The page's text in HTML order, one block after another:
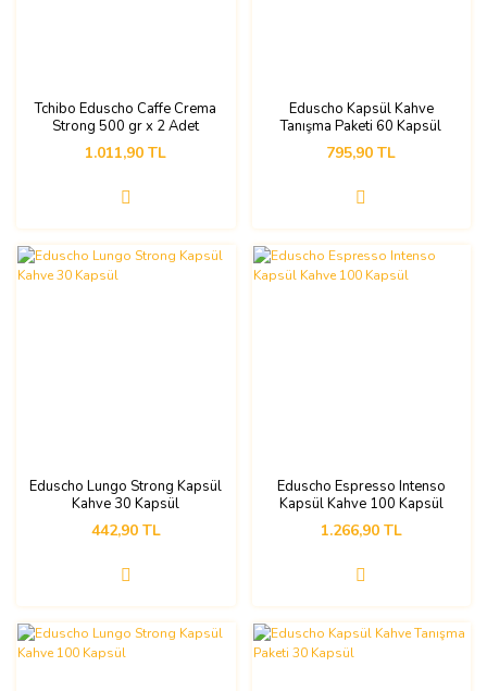
Tchibo Eduscho Caffe Crema
Strong 500 gr x 2 Adet
1.011,90 TL
Eduscho Kapsül Kahve
Tanışma Paketi 60 Kapsül
795,90 TL
Eduscho Lungo Strong Kapsül
Kahve 30 Kapsül
442,90 TL
Eduscho Espresso Intenso
Kapsül Kahve 100 Kapsül
1.266,90 TL